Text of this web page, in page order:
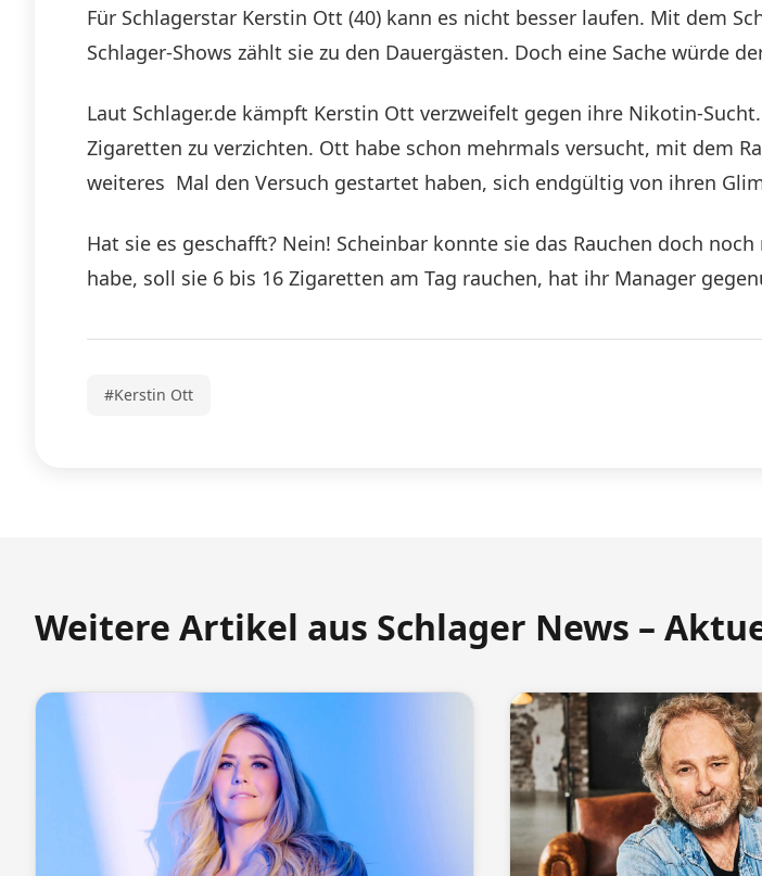
Für Schlagerstar Kerstin Ott (40) kann es nicht besser laufen. Mit dem
Schlager-Shows zählt sie zu den Dauergästen. Doch eine Sache würde
Laut Schlager.de kämpft Kerstin Ott verzweifelt gegen ihre Nikotin-
Zigaretten zu verzichten. Ott habe schon mehrmals versucht, mit dem
weiteres Mal den Versuch gestartet haben, sich endgültig von ihren
Hat sie es geschafft? Nein! Scheinbar konnte sie das Rauchen doch
habe, soll sie 6 bis 16 Zigaretten am Tag rauchen, hat ihr Manager
#Kerstin Ott
Weitere Artikel aus Schlager News –